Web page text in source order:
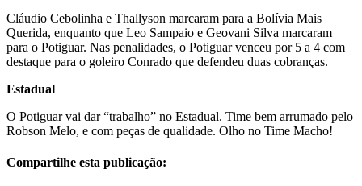
Cláudio Cebolinha e Thallyson marcaram para a Bolívia Mais
Querida, enquanto que Leo Sampaio e Geovani Silva marcaram
para o Potiguar. Nas penalidades, o Potiguar venceu por 5 a 4 com
destaque para o goleiro Conrado que defendeu duas cobranças.
Estadual
O Potiguar vai dar “trabalho” no Estadual. Time bem arrumado pelo
Robson Melo, e com peças de qualidade. Olho no Time Macho!
Compartilhe esta publicação: